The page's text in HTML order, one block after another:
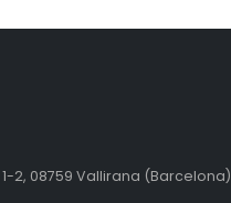
2, 08759 Vallirana (Barcelona)